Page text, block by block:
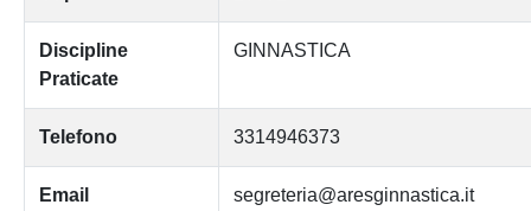
Discipline
Praticate
GINNASTICA
Telefono 3314946373
Email segreteria@aresginnastica.it